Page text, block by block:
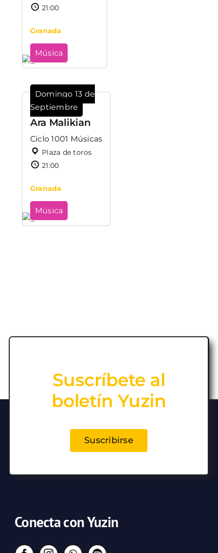
21:00
Granada
Música
Domingo 13 de
Septiembre
Ara Malikian
Ciclo 1001 Músicas
Plaza de toros
21:00
Granada
Música
Suscríbete al
boletín Yuzin
Suscribirse
Conecta con Yuzin